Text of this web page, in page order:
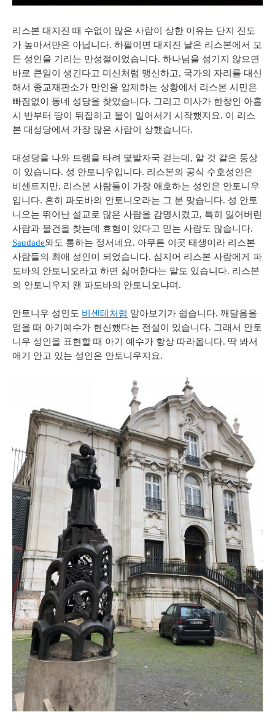
리스본 대지진 때 수없이 많은 사람이 상한 이유는 단지
진도
가 높아서만은 아닙니다. 하필이면 대지진 날은 리스본에서 모
든 성인을 기리는 만성절이었습니다. 하나님을 섬기지
않으면
바로 큰일이 생긴다고 미신처럼 맹신하고, 국가의 자리를 대신
해서 종교재판소가 만인을 압제하는 상황에서 리스본 시민은
빠짐없이
동네 성당을 찾았습니다. 그리고 미사가 한창인
아홉
시
반부터 땅이 뒤집히고 물이 일어서기 시작했지요. 이
리스
본 대성당에서 가장 많은 사람이 상했습니다.
대성당을 나와 트램을 타려 몇발자국 걷는데 , 알 것 같은 동상
이
있습니다. 성 안토니우입니다. 리스본의 공식 수호성인은
비센트지만, 리스본 사람들이 가장 애호하는 성인은 안토니우
입니다. 흔히 파도바의 안토니오라는 그 분 맞습니다. 성 안토
니오는 뛰어난 설교로 많은 사람을 감명시켰고, 특히
잃어버린
사람과 물건을 찾는데 효험이 있다고 믿는 사람도 많습니다.
Saudade와도 통하는 정서네요. 아무튼 이곳 태생이라 리스본
사람들의 최애 성인이 되었습니다. 심지어 리스본 사람에게 파
도바의 안토니오라고 하면 싫어한다는 말도 있습니다. 리스본
의 안토니우지 왠 파도바의 안토니오냐며 .
안토니우 성인도 비센테처럼 알아보기가 쉽습니다. 깨달음을
얻을 때 아기예수가 현신했다는 전설이 있습니다. 그래서 안토
니우 성인을 표현할 때 아기 예수가 항상 따라옵니다. 딱 봐서
애기
안고 있는 성인은 안토니우지요.